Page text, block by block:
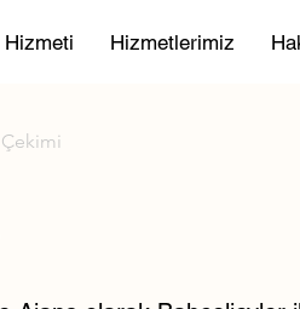
Hizmetlerimiz
Çekimi